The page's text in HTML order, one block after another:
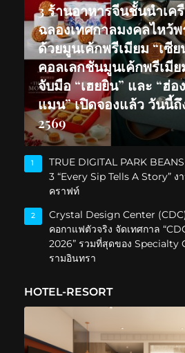
3 ร้านอาหารจีนชั้นนำเค
ฉลองเทศกาลมงคลไหว้พ
ด้วยมูนเค้กพรีเมียม “เซี
คอลเลกชันมูนเค้กพรีเมี
จับมือ “เฮยยิน” และ “ฮ่อ
แมน” เปิดจองแล้ว วันนี้ถึ
2569
1
TRUE DIGITAL PARK
3 “Every Sip Tells A Story”
คราฟท์
2
Crystal Design Center
คอกาแฟตัวจริง จัดเทศกาล
2026” รวมที่สุดของ Specialty
รามอินทรา
HOTEL-RESORT